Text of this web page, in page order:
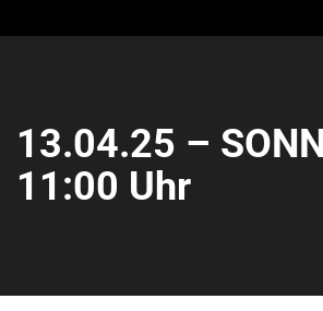
13.04.25 –
11:00 Uhr